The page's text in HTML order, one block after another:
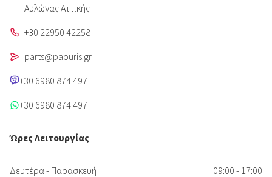
Aυλώνας Αττικής
+30 22950 42258
parts@paouris.gr
+30 6980 874 497
+30 6980 874 497
Ώρες Λειτουργίας
Δευτέρα - Παρασκευή
09:00 - 17:00